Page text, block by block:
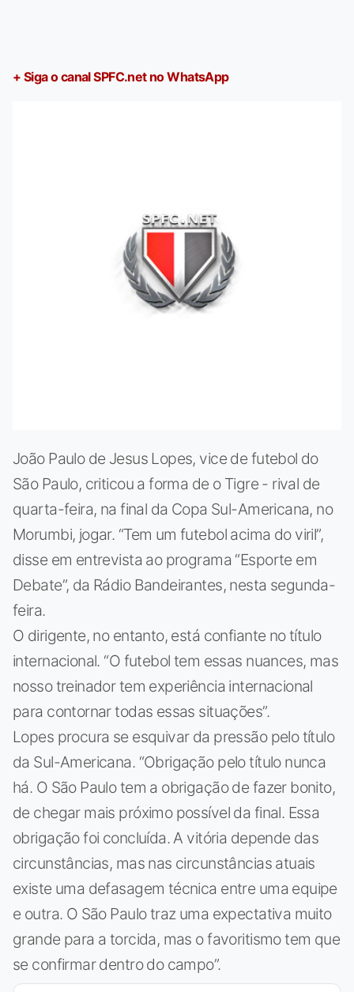
+ Siga o canal SPFC.net no WhatsApp
João Paulo de Jesus Lopes, vice de futebol do
São Paulo, criticou a forma de o Tigre - rival de
quarta-feira, na final da Copa Sul-Americana, no
Morumbi, jogar. “Tem um futebol acima do viril”,
disse em entrevista ao programa “Esporte em
Debate”, da Rádio Bandeirantes, nesta segunda-
feira.
O dirigente, no entanto, está confiante no título
internacional. “O futebol tem essas nuances, mas
nosso treinador tem experiência internacional
para contornar todas essas situações”.
Lopes procura se esquivar da pressão pelo título
da Sul-Americana. “Obrigação pelo título nunca
há. O São Paulo tem a obrigação de fazer bonito,
de chegar mais próximo possível da final. Essa
obrigação foi concluída. A vitória depende das
circunstâncias, mas nas circunstâncias atuais
existe uma defasagem técnica entre uma equipe
e outra. O São Paulo traz uma expectativa muito
grande para a torcida, mas o favoritismo tem que
se confirmar dentro do campo”.